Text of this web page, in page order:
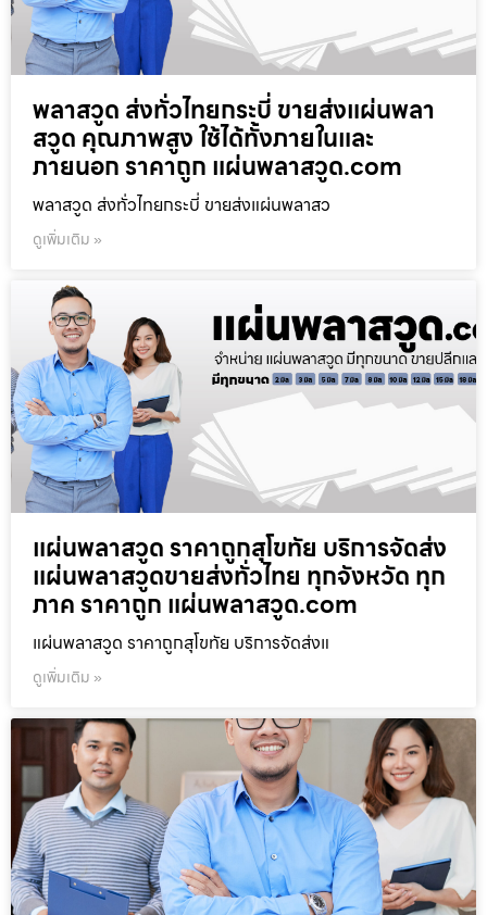
พลาสวูด ส่งทั่วไทยกระบี่ ขายส่งแผ่นพลา
สวูด คุณภาพสูง ใช้ได้ทั้งภายในและ
ภายนอก ราคาถูก แผ่นพลาสวูด.com
พลาสวูด ส่งทั่วไทยกระบี่ ขายส่งแผ่นพลาสว
ดูเพิ่มเติม »
แผ่นพลาสวูด ราคาถูกสุโขทัย บริการจัดส่ง
แผ่นพลาสวูดขายส่งทั่วไทย ทุกจังหวัด ทุก
ภาค ราคาถูก แผ่นพลาสวูด.com
แผ่นพลาสวูด ราคาถูกสุโขทัย บริการจัดส่งแ
ดูเพิ่มเติม »